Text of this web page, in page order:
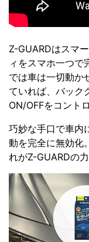
Z-GUARDはスマ
ィをスマホ一つで
では車は一切動か
ていれば、バック
ON/OFFをコント
巧妙な手口で車内
動を完全に無効化
れがZ-GUARDの力